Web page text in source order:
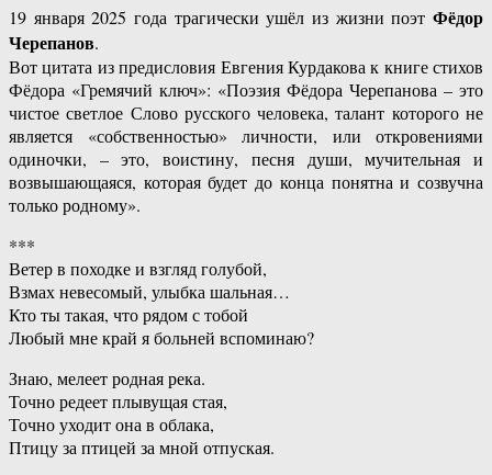
19 января 2025 года трагически ушёл из жизни поэт Фёдор
Черепанов.
Вот цитата из предисловия Евгения Курдакова к книге стихов
Фёдора «Гремячий ключ»: «Поэзия Фёдора Черепанова – это
чистое светлое Слово русского человека, талант которого не
является «собственностью» личности, или откровениями
одиночки, – это, воистину, песня души, мучительная и
возвышающаяся, которая будет до конца понятна и созвучна
только родному».
***
Ветер в походке и взгляд голубой,
Взмах невесомый, улыбка шальная…
Кто ты такая, что рядом с тобой
Любый мне край я больней вспоминаю?
Знаю, мелеет родная река.
Точно редеет плывущая стая,
Точно уходит она в облака,
Птицу за птицей за мной отпуская.